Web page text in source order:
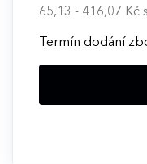
65,13 - 416,07 Kč
Termín dodání